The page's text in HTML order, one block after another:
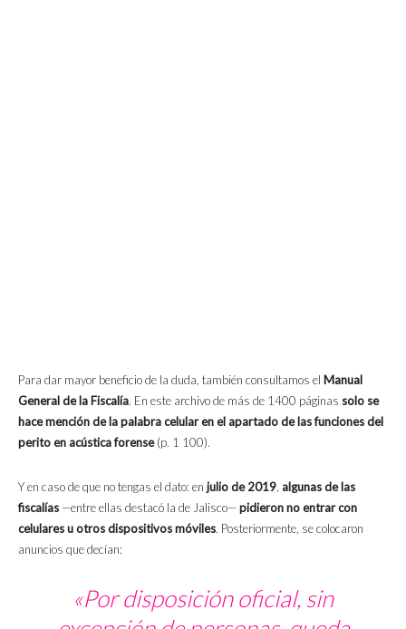
Para dar mayor beneficio de la duda, también consultamos el Manual
General de la Fiscalía. En este archivo de más de 1400 páginas solo se
hace mención de la palabra celular en el apartado de las funciones del
perito en acústica forense(p. 1 100).
Y en caso de que no tengas el dato: en julio de 2019, algunas de las
fiscalías —entre ellas destacó la de Jalisco—pidieron no entrar con
celulares u otros dispositivos móviles. Posteriormente, se colocaron
anuncios que decían:
«Por disposición oficial, sin